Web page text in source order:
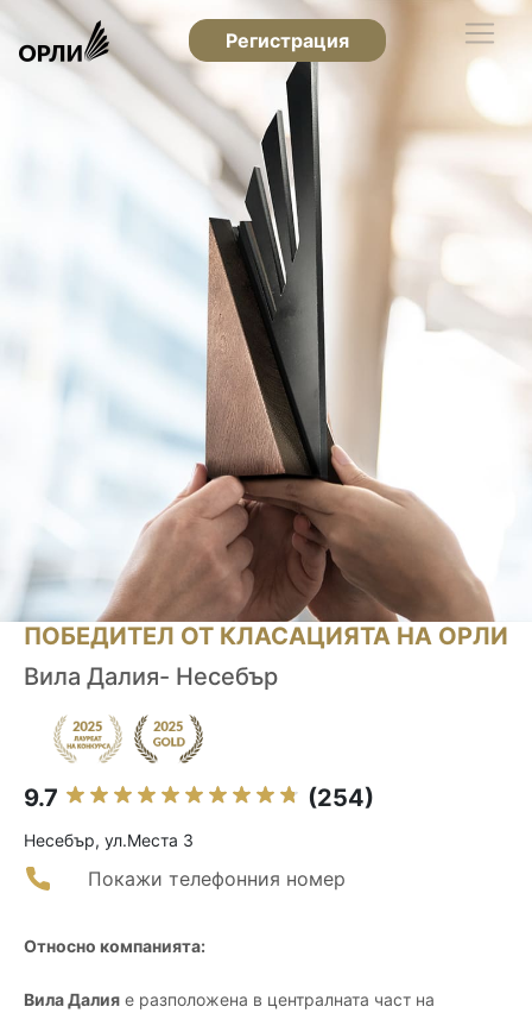
Регистрация
ПОБЕДИТЕЛ ОТ КЛАСАЦИЯТА НА ОРЛИ
Вила Далия- Несебър
9.7 (254)
Несебър, ул.Места 3
Покажи телефонния номер
Относно компанията:
Вила Далия е разположена в централната част на